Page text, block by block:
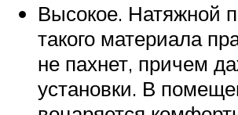
Высокое. Натяжной
такого материала
не пахнет, причем
установки. В